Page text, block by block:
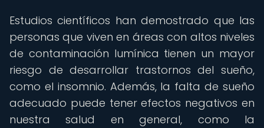
Estudios científicos han demostrado que las
personas que viven en áreas con altos niveles
de contaminación lumínica tienen un mayor
riesgo de desarrollar trastornos del sueño,
como el insomnio. Además, la falta de sueño
adecuado puede tener efectos negativos en
nuestra salud en general, como la